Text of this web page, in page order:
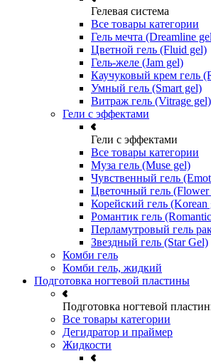
Гелевая система
Все товары категории
Гель мечта (Dreamline
Цветной гель (Fluid gel)
Гель-желе (Jam gel)
Каучуковый крем гель
Умный гель (Smart gel)
Витраж гель (Vitrage gel)
Гели с эффектами
Гели с эффектами
Все товары категории
Муза гель (Muse gel)
Чувственный гель
Цветочный гель (Flower
Корейский гель (Korean
Романтик гель
Перламутровый гель
Звездный гель (Star Gel)
Комби гель
Комби гель, жидкий
Подготовка ногтевой пластины
Подготовка ногтевой
Все товары категории
Дегидратор и праймер
Жидкости